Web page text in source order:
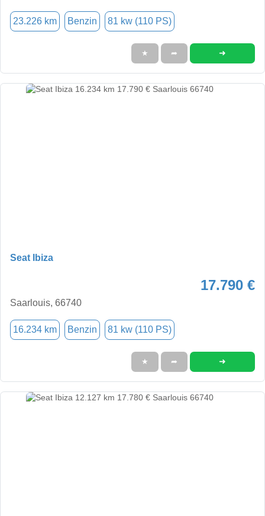
23.226 km Benzin 81 kw (110 PS)
★ ➦ ➜
Seat Ibiza
17.790 €
Saarlouis, 66740
16.234 km Benzin 81 kw (110 PS)
★ ➦ ➜